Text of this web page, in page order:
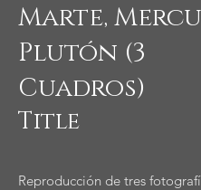
Marte,
Plutón (3
Cuadros)
Title
Reproducción de tres